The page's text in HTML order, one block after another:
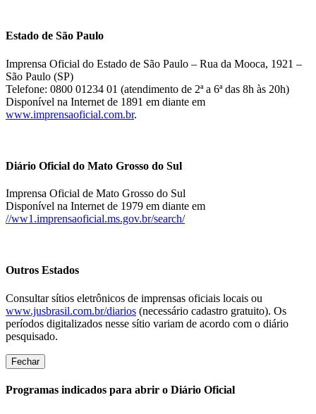
Estado de São Paulo
Imprensa Oficial do Estado de São Paulo – Rua da Mooca, 1921 –
São Paulo (SP)
Telefone: 0800 01234 01 (atendimento de 2ª a 6ª das 8h às 20h)
Disponível na Internet de 1891 em diante em
www.imprensaoficial.com.br.
Diário Oficial do Mato Grosso do Sul
Imprensa Oficial de Mato Grosso do Sul
Disponível na Internet de 1979 em diante em
//ww1.imprensaoficial.ms.gov.br/search/
Outros Estados
Consultar sítios eletrônicos de imprensas oficiais locais ou
www.jusbrasil.com.br/diarios (necessário cadastro gratuito). Os
períodos digitalizados nesse sítio variam de acordo com o diário
pesquisado.
Fechar
Programas indicados para abrir o Diário Oficial